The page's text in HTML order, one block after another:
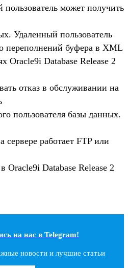
может получить
Удаленный пользователь
переполнений буфера в XML
Oracle9i Database Release 2
отказ в обслуживании на
пользователя базы данных.
сервере работает FTP или
Oracle9i Database Release 2
на наc в Telegram!
новости и лучшие статьи